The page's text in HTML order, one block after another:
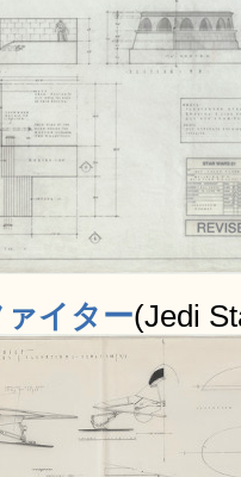
イター(Jedi